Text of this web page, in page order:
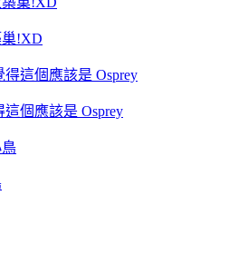
!XD
個應該是 Osprey